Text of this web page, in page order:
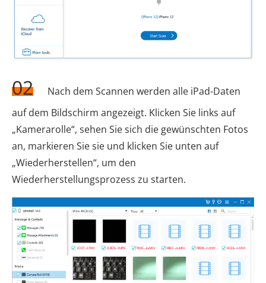
02
Nach dem Scannen werden alle iPad-Daten
auf dem Bildschirm angezeigt. Klicken Sie links auf
„Kamerarolle“, sehen Sie sich die gewünschten Fotos
an, markieren Sie sie und klicken Sie unten auf
„Wiederherstellen“, um den
Wiederherstellungsprozess zu starten.